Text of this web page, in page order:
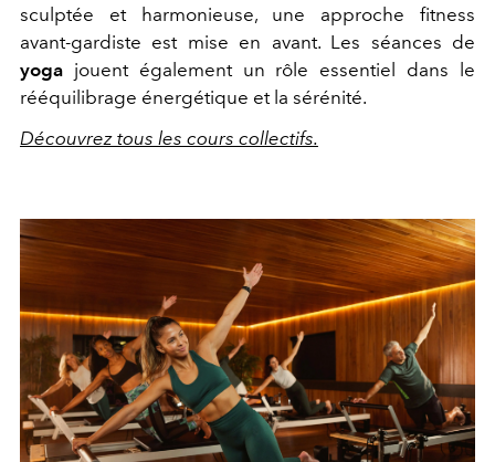
sculptée et harmonieuse, une approche fitness
avant-gardiste est mise en avant. Les séances de
yoga jouent également un rôle essentiel dans le
rééquilibrage énergétique et la sérénité.
Découvrez tous les cours collectifs.